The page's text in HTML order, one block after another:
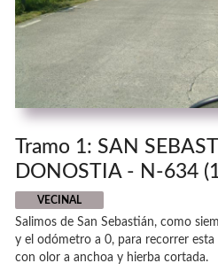
Tramo 1: SAN
DONOSTIA - N-634
VECINAL
Salimos de San Sebastián, como
y el odómetro a 0, para recorrer
con olor a anchoa y hierba cortada.